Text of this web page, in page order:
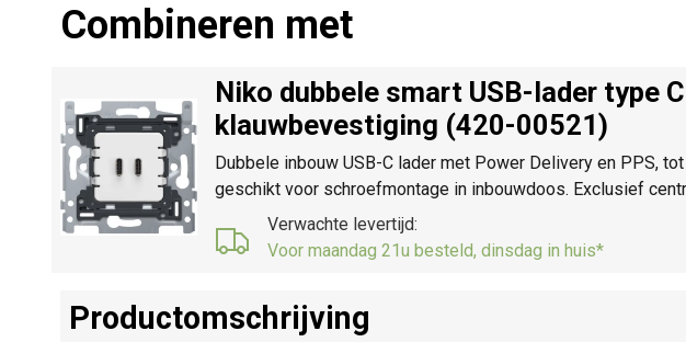
Combineren met
Niko dubbele smart USB-lader type
klauwbevestiging (420-00521)
Dubbele inbouw USB-C lader met Power Delivery en PPS,
geschikt voor schroefmontage in inbouwdoos. Exclusief
Verwachte levertijd:
Voor maandag 21u besteld, dinsdag in huis*
Productomschrijving